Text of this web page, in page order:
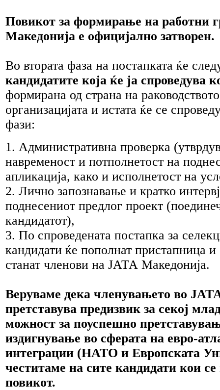
Повикот за формирање на работни
Македонија е официјално затворен.
Во втората фаза на постапката ќе
кандидатите која ќе ја спроведува
формирана од страна на
организацијата и истата ќе се
фази:
1. Административна проверка
навременост и потполнетост на
апликација, како и исполнетост на
2. Лично запознавање и кратко
поднесениот предлог проект
кандидатот),
3. По спроведената постапка за
кандидати ќе пополнат пристапница
станат членови на ЈАТА Македонија.
Веруваме дека членувањето во
претставува предизвик за секој
можност за поуспешно
издигнување во сферата на евро-
интеграции (НАТО и Европската
честитаме на сите кандидати кои се
повикот.